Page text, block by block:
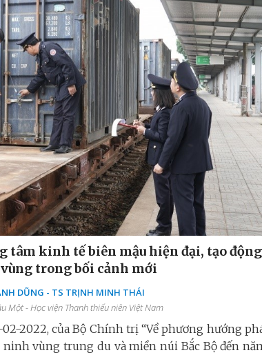
tâm kinh tế biên mậu hiện đại, tạo
trong bối cảnh mới
DŨNG - TS TRỊNH MINH THÁI
Một - Học viện Thanh thiếu niên Việt Nam
2022, của Bộ Chính trị “Về phương hướng
vùng trung du và miền núi Bắc Bộ đến